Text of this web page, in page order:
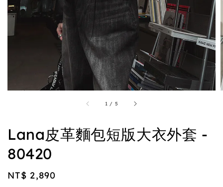
1 / 5
Lana皮革麵包短版大衣外套 -
80420
Regular
NT$ 2,890